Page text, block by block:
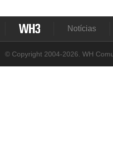
Notícias
© Copyright 2004-2026. WH